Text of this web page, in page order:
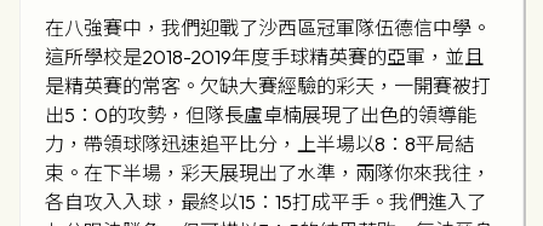
在八強賽中，我們迎戰了沙西區冠軍隊伍德信中學。
這所學校是2018-2019年度手球精英賽的亞軍，並且
是精英賽的常客。欠缺大賽經驗的彩天，一開賽被打
出5：0的攻勢，但隊長盧卓楠展現了出色的領導能
力，帶領球隊迅速追平比分，上半場以8：8平局結
束。在下半場，彩天展現出了水準，兩隊你來我往，
各自攻入入球，最終以15：15打成平手。我們進入了